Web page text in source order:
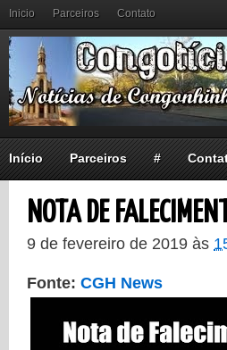
Inicio Parceiros Contato
Início Parceiros #
NOTA DE
9 de fevereiro de 2019 às
Fonte: CGH News